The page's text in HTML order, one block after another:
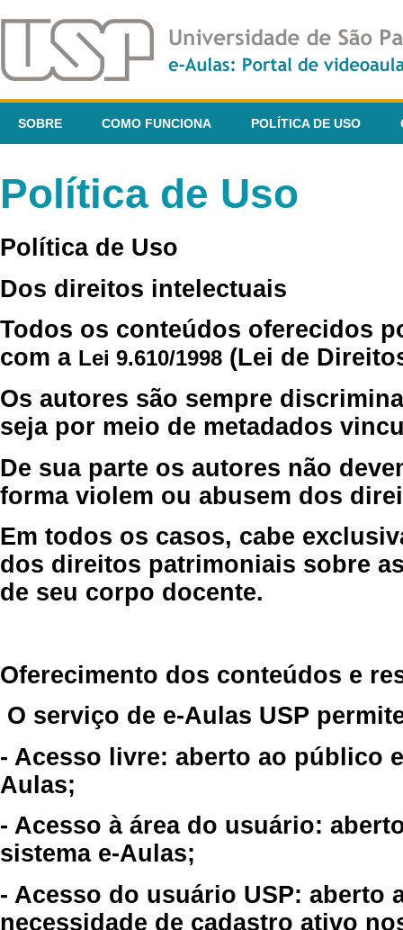
SOBRE COMO FUNCIONA POLÍTICA DE USO
Política de Uso
Política de Uso
Dos direitos intelectuais
Todos os conteúdos oferecidos
com a Lei 9.610/1998 (Lei de
Os autores são sempre
seja por meio de metadados
De sua parte os autores não
forma violem ou abusem dos
Em todos os casos, cabe
dos direitos patrimoniais sobre
de seu corpo docente.
Oferecimento dos conteúdos e
O serviço de e-Aulas USP
- Acesso livre: aberto ao público
Aulas;
- Acesso à área do usuário:
sistema e-Aulas;
- Acesso do usuário USP: aberto
necessidade de cadastro ativo